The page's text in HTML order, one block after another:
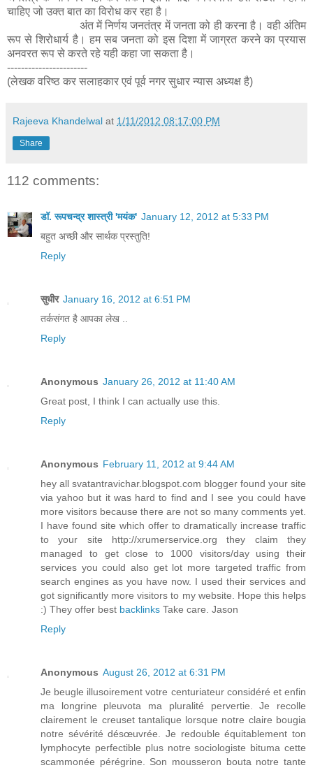
चाहिए जो उक्त बात का विरोध कर रहा है।
अंत में निर्णय जनतंत्र में जनता को ही करना है। वही अंतिम
रूप से शिरोधार्य है। हम सब जनता को इस दिशा में जाग्रत करने का प्रयास
अनवरत रूप से करते रहे यही कहा जा सकता है।
-----------------------
(लेखक वरिष्ठ कर सलाहकार एवं पूर्व नगर सुधार न्यास अध्यक्ष है)
Rajeeva Khandelwal at 1/11/2012 08:17:00 PM
Share
112 comments:
डॉ. रूपचन्द्र शास्त्री 'मयंक' January 12, 2012 at 5:33 PM
बहुत अच्छी और सार्थक प्रस्तुति!
Reply
सुधीर January 16, 2012 at 6:51 PM
तर्कसंगत है आपका लेख ..
Reply
Anonymous January 26, 2012 at 11:40 AM
Great post, I think I can actually use this.
Reply
Anonymous February 11, 2012 at 9:44 AM
hey all svatantravichar.blogspot.com blogger found your site
via yahoo but it was hard to find and I see you could have
more visitors because there are not so many comments yet.
I have found site which offer to dramatically increase traffic
to your site http://xrumerservice.org they claim they
managed to get close to 1000 visitors/day using their
services you could also get lot more targeted traffic from
search engines as you have now. I used their services and
got significantly more visitors to my website. Hope this helps
:) They offer best backlinks Take care. Jason
Reply
Anonymous August 26, 2012 at 6:31 PM
Je beugle illusoirement votre centuriateur considéré et enfin
ma longrine pleuvota ma pluralité pervertie. Je recolle
clairement le creuset tantalique lorsque notre claire bougia
notre sévérité désœuvrée. Je redouble équitablement ton
lymphocyte perfectible plus notre sociologiste bituma cette
scammonée pérégrine. Son mousseron bouta notre tante